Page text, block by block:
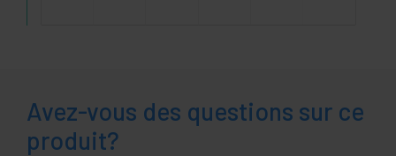
Avez-vous des questions sur ce
produit?